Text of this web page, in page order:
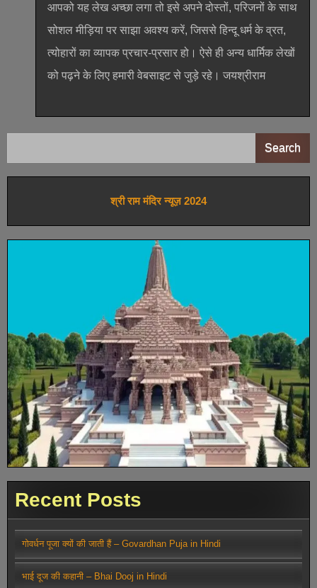
आपको यह लेख अच्छा लगा तो इसे अपने दोस्तों, परिजनों के साथ
सोशल मीड़िया पर साझा अवश्य करें, जिससे हिन्दू धर्म के व्रत,
त्योहारों का व्यापक प्रचार-प्रसार हो। ऐसे ही अन्य धार्मिक लेखों
को पढ़ने के लिए हमारी वेबसाइट से जुड़े रहे। जयश्रीराम
Search
श्री राम मंदिर न्यूज़ 2024
Recent Posts
गोवर्धन पूजा क्यों की जाती हैं – Govardhan Puja in Hindi
भाई दूज की कहानी – Bhai Dooj in Hindi